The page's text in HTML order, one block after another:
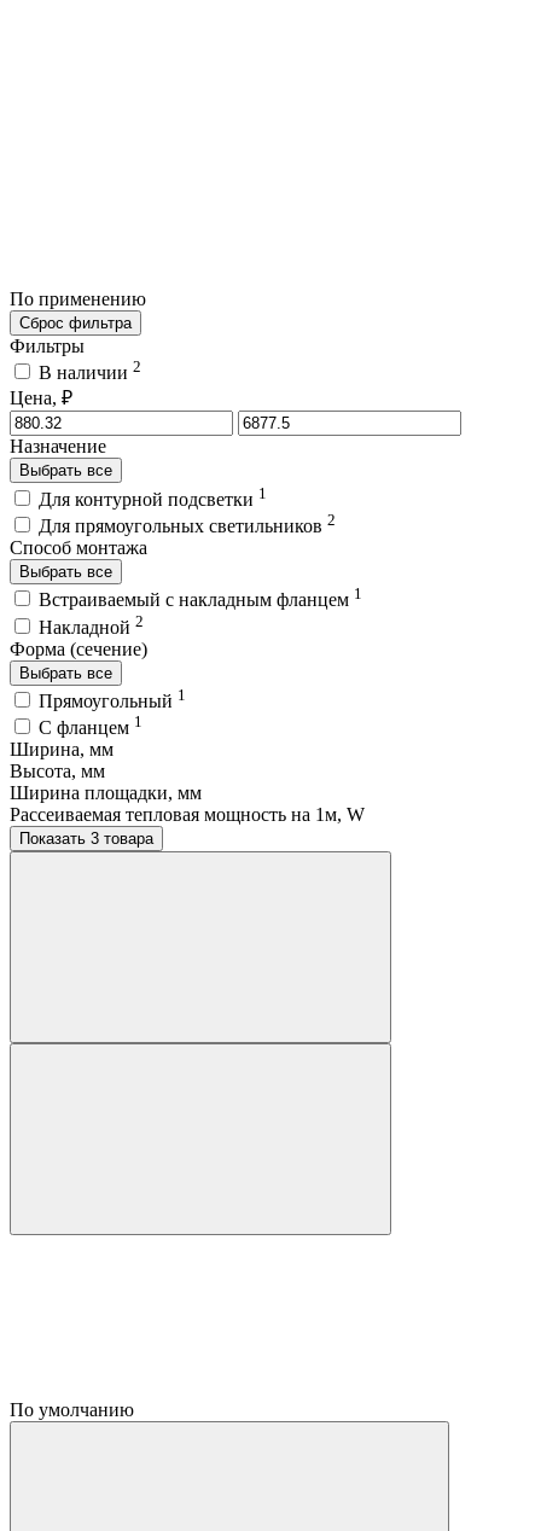
По применению
Сброс фильтра
Фильтры
В наличии 2
Цена, ₽
Назначение
Выбрать все
Для контурной подсветки 1
Для прямоугольных светильников 2
Способ монтажа
Выбрать все
Встраиваемый с накладным фланцем 1
Накладной 2
Форма (сечение)
Выбрать все
Прямоугольный 1
С фланцем 1
Ширина, мм
Высота, мм
Ширина площадки, мм
Рассеиваемая тепловая мощность на 1м, W
Показать 3 товара
По умолчанию